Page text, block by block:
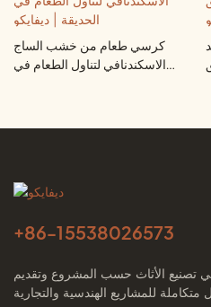
كرسي طعام من خشب الساج
الاسكندنافي لتناول الطعام في
+86-15538026573
تصنيع الأثاث حسب المشروع وتقديم
متكاملة للمشاريع الهندسية والتجارية